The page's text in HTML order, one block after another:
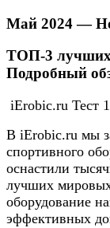
Май 2024 —
ТОП-3 лучших
Подробный
iErobic.ru Тест
В iErobic.ru мы
спортивного
оснастили
лучших
оборудование
эффективных